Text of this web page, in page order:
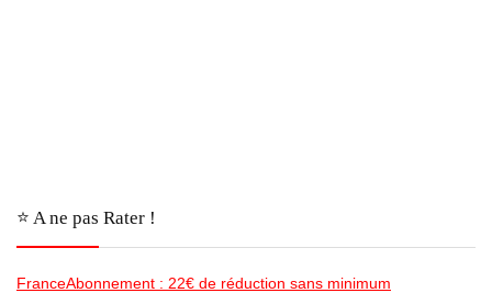
⭐️ A ne pas Rater !
FranceAbonnement : 22€ de réduction sans minimum